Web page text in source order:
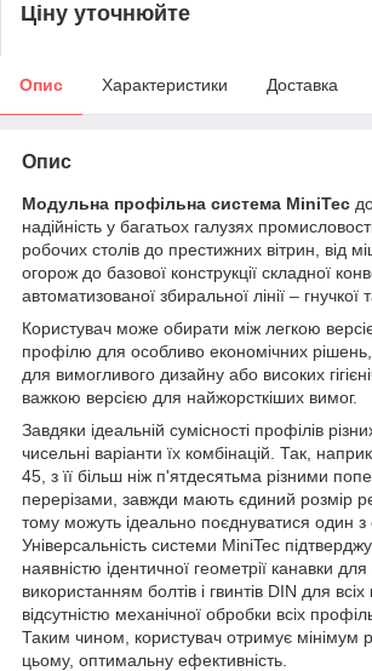
Ціну уточнюйте
Опис Характеристики Доставка
Опис
Модульна профільна система MiniTec
надійність у багатьох галузях
робочих столів до престижних вітрин, від
огорож до базової конструкції складної
автоматизованої збиральної лінії – гнучкої
Користувач може обирати між легкою
профілю для особливо економічних
для вимогливого дизайну або високих
важкою версією для найжорсткіших вимог.
Завдяки ідеальній сумісності профілів
чисельні варіанти їх комбінацій. Так,
45, з її більш ніж п'ятдесятьма різними
перерізами, завжди мають єдиний розмір
тому можуть ідеально поєднуватися один з
Універсальність системи MiniTec
наявністю ідентичної геометрії канавки для
використанням болтів і гвинтів DIN для всіх
відсутністю механічної обробки всіх
Таким чином, користувач отримує мінімум
цьому, оптимальну ефективність.